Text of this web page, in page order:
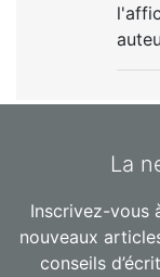
La
Inscrivez-vous
nouveaux
conseils